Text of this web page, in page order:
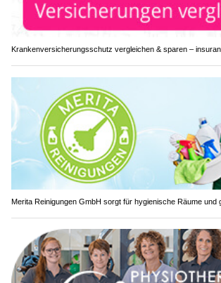
Krankenversicherungsschutz vergleichen & sparen –
Merita Reinigungen GmbH sorgt für hygienische Räume und